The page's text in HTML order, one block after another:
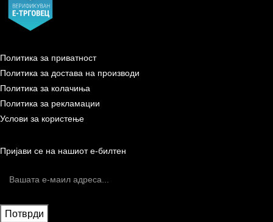
Политика за приватност
Политика за достава на производи
Политика за колачиња
Политика за рекламации
Услови за користење
Пријави се на нашиот е-билтен